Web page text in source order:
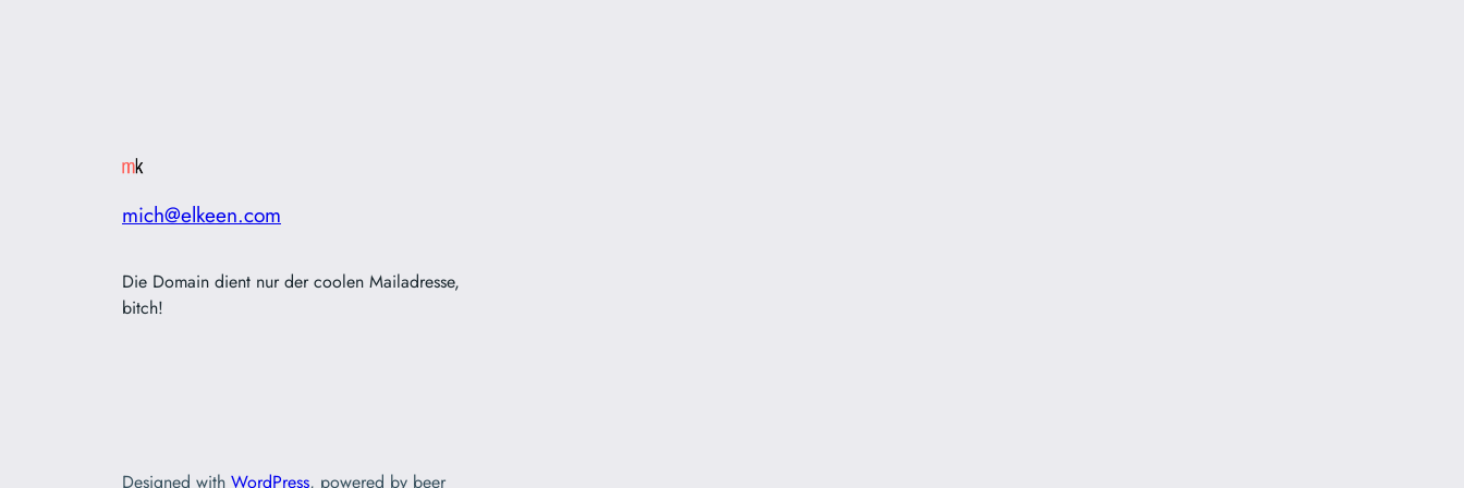
mich@elkeen.com
Die Domain dient nur der coolen Mailadresse,
bitch!
Designed with WordPress, powered by beer